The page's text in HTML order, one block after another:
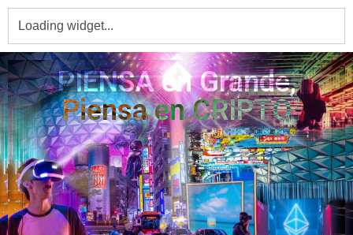
PIENSA en Grande,
Piensa en CRIPTO